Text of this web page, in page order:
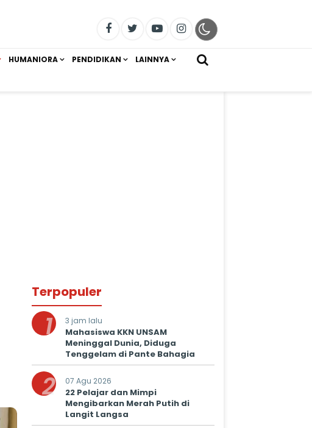
HUMANIORA PENDIDIKAN LAINNYA
Terpopuler
1 3 jam lalu
Mahasiswa KKN UNSAM
Meninggal Dunia, Diduga
Tenggelam di Pante Bahagia
2 07 Agu 2026
22 Pelajar dan Mimpi
Mengibarkan Merah Putih di
Langit Langsa